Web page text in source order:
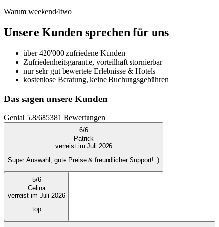
Warum weekend4two
Unsere Kunden sprechen für uns
über 420'000 zufriedene Kunden
Zufriedenheitsgarantie, vorteilhaft stornierbar
nur sehr gut bewertete Erlebnisse & Hotels
kostenlose Beratung, keine Buchungsgebühren
Das sagen unsere Kunden
Genial 5.8/685381 Bewertungen
6/6
Patrick
verreist im Juli 2026
Super Auswahl, gute Preise & freundlicher Support! :)
5/6
Celina
verreist im Juli 2026
top